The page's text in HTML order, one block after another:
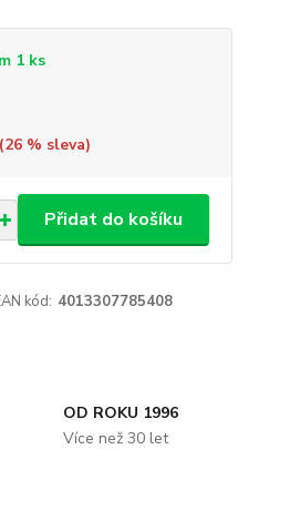
1 ks
26% sleva)
Přidat do košíku
kód: 4013307785408
OD ROKU 1996
Více než 30 let